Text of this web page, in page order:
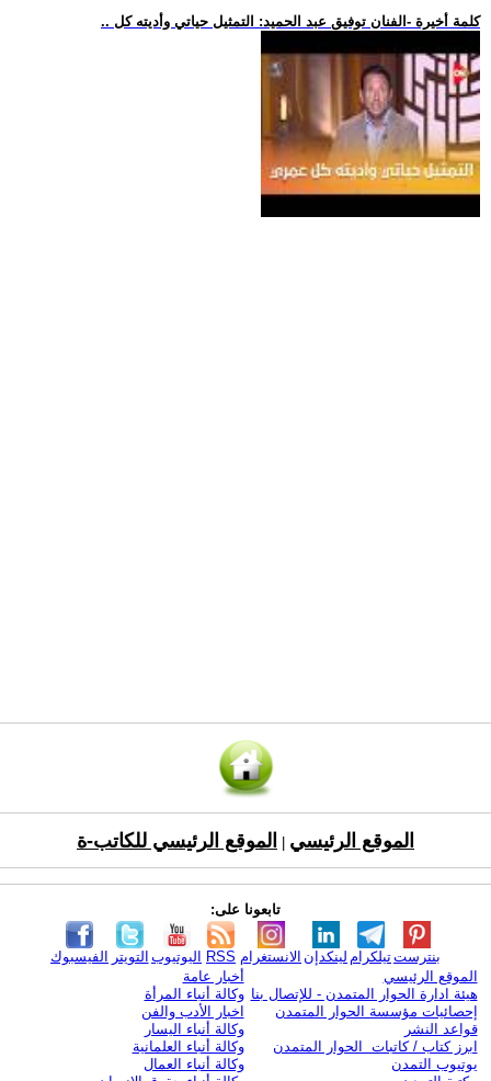
.. كلمة أخيرة -الفنان توفيق عبد الحميد: التمثيل حياتي وأديته كل
الموقع الرئيسي الموقع الرئيسي للكاتب-ة
تابعونا على:
الفيسبوك التويتر اليوتيوب RSS الانستغرام لينكدإن تيلكرامبنترست
الموقع الرئيسي
هيئة ادارة الحوار المتمدن - للإتصال بنا
إحصائيات مؤسسة الحوار المتمدن
قواعد النشر
ابرز كتاب / كاتبات الحوار المتمدن
يوتيوب التمدن
أخبار عامة
وكالة أنباء المرأة
اخبار الأدب والفن
وكالة أنباء اليسار
وكالة أنباء العلمانية
وكالة أنباء العمال